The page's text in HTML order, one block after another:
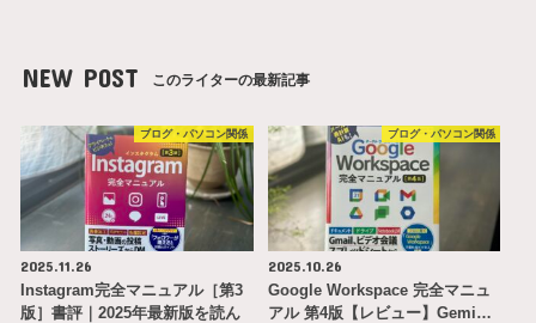
NEW POST このライターの最新記事
ブログ・パソコン関係
2025.11.26
Instagram完全マニュアル［第3
版］書評｜2025年最新版を読ん
ブログ・パソコン関係
2025.10.26
Google Workspace 完全マニュ
アル 第4版【レビュー】Gemi…